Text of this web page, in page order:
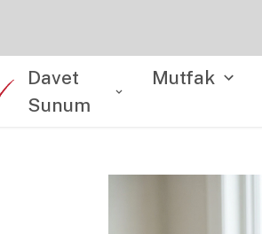
Davet
Sunum
Mutfak